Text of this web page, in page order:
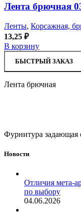
Лента брючная
Ленты, Корсажная,
13,25 ₽
В корзину
БЫСТРЫЙ ЗАКАЗ
Лента брючная
Фурнитура задающая
Новости
Отличия мета-
по выбору
04.06.2026